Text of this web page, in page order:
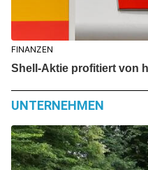
FINANZEN
Shell-Aktie profitiert von
UNTERNEHMEN